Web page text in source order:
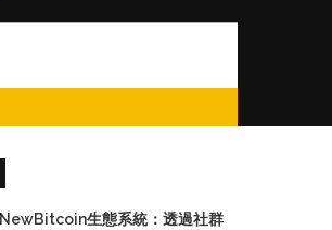
NewBitcoin生態系統：透過社群